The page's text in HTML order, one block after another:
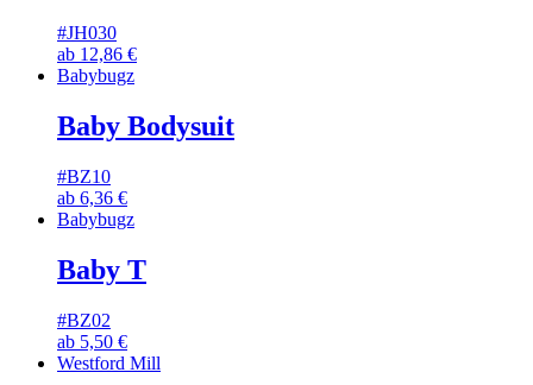
#JH030
ab 12,86 €
Babybugz
Baby Bodysuit
#BZ10
ab 6,36 €
Babybugz
Baby T
#BZ02
ab 5,50 €
Westford Mill